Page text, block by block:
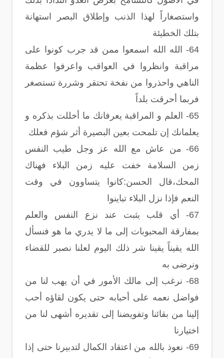
واستصغاراً لهذا الذنب وإطلاق البصر استهانة
بتلك الخطيئة
64- الله الله اسمعوا ممن قد جرب كونوا على
مراقبة وانظروا في العواقب واعرفوا عظمة
الناهي واحذروا من نفخة تحتقر وشررة تستصغر
فربما أحرقت بلداً
65- العلم و المراقبة يعرفانك ما أخللت بذكره و
يعلمانك إن تلمحت بعين البصيرة أثر شؤم فعلك
66- من عاش مع الله عز وجل طيب النفس
زمن السلامة خفت عليه زمن البلاء فهناك
المحك،قال الحسن:كانوا يتساوون في وقت
النعم فإذا نزل البلاء تباينوا
67- أي قلب يثبت عند نزع النفس والعلم
بمفارقة المحبوبات إلى ما لا يدري ما هو فنسأل
الله يقيناً يقينا شر ذلك اليوم لعلنا نصبر للقضاء
ونرضى به
68- نرغب إلى مالك الأمور في أن يهب لنا من
فواضل نعمه على أحبابه حتى يكون لقاؤه أحب
إلينا من بقائنا وتفويضنا إلى تقديره أشهى لنا من
اختيارنا
69- نعوذ بالله من اعتقاد الكمال لتدبيرنا حتى إذا